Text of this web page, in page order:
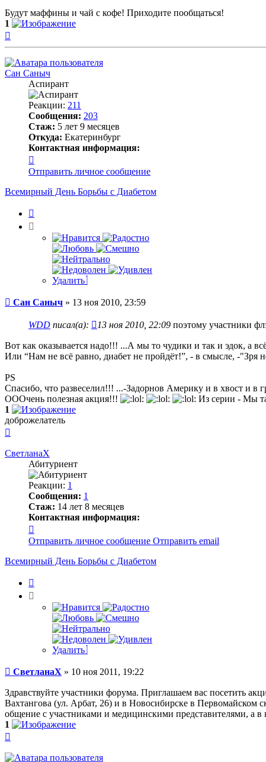
Будут маффины и чай с кофе! Приходите пообщаться!
1
Сан Саныч
Аспирант
Реакции: 211
Сообщения: 203
Стаж: 5 лет 9 месяцев
Откуда: Екатеринбург
Контактная информация:
информация
пользователя
Сан
Отправить личное сообщение
Всемирный День Борьбы с Диабетом
Удалить
Сообщение
Сан Саныч » 13 ноя 2010, 23:59
WDD писал(а): 13 ноя 2010, 22:09 поэтому участники
Вот как оказывается надо!!! ...А мы то чудики и так и эдок, а
Или “Нам не всё равно, диабет не пройдёт!”, - в смысле, -"Зря
PS
Спасибо, что развеселил!!! ...-Задорнов Америку и в хвост и в
ОООчень полезная акция!!!
Из серии - Мы
1
доброжелатель
началу
СветланаХ
Абитуриент
Реакции: 1
Сообщения: 1
Стаж: 14 лет 8 месяцев
Контактная информация:
информация
пользователя
СветланаХ
Отправить личное сообщение Отправить email
Всемирный День Борьбы с Диабетом
Удалить
Сообщение
СветланаХ » 10 ноя 2011, 19:22
Здравствуйте участники форума. Приглашаем вас посетить
Вахтангова (ул. Арбат, 26) и в Новосибирске в Первомайском
общение с участниками и медицинскими представителями, а
1
началу